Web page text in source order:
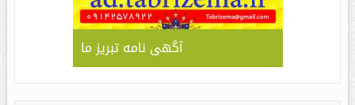
آگهی نامه تبریز ما